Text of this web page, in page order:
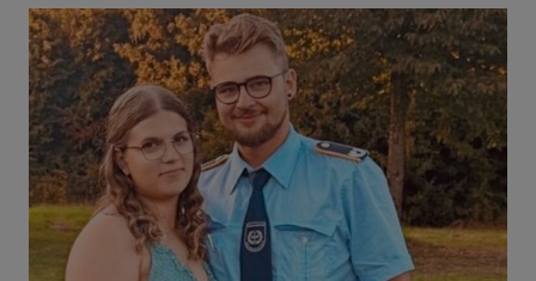
Mit Herzblut die Gemeinschaft leben